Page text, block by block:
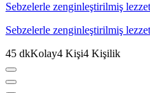
Sebzelerle zenginleştirilmiş
Sebzelerle zenginleştirilmiş
45 dkKolay4 Kişi4 Kişilik